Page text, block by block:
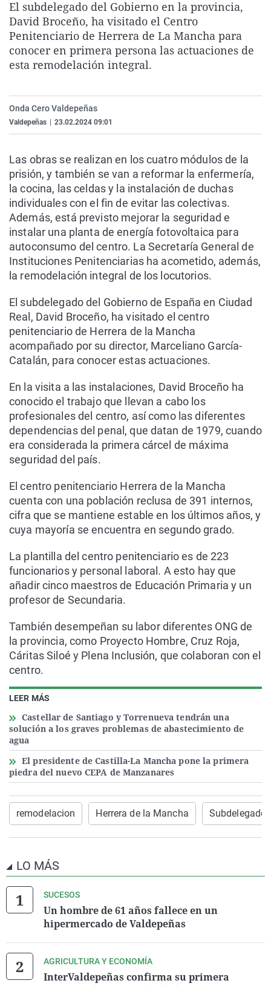
La rosa de los vientos
Gente viajera
Como el perro y el
Caso
Retornados
Equipo de
Extremadura
Galicia
La Rioja
País Vasco
Virales
Televisión
Elecciones
El subdelegado del Gobierno en la provincia,
David Broceño, ha visitado el Centro
Penitenciario de Herrera de La Mancha para
conocer en primera persona las actuaciones de
esta remodelación integral.
Onda Cero Valdepeñas
Valdepeñas 23.02.2024 09:01
LEER MÁS
Castellar de Santiago y Torrenueva tendrán una
solución a los graves problemas de abastecimiento de
agua
El presidente de Castilla-La Mancha pone la primera
piedra del nuevo CEPA de Manzanares
Las obras se realizan en los cuatro módulos de la
prisión, y también se van a reformar la enfermería,
la cocina, las celdas y la instalación de duchas
individuales con el fin de evitar las colectivas.
Además, está previsto mejorar la seguridad e
instalar una planta de energía fotovoltaica para
autoconsumo del centro. La Secretaría General de
Instituciones Penitenciarias ha acometido, además,
la remodelación integral de los locutorios.
El subdelegado del Gobierno de España en Ciudad
Real, David Broceño, ha visitado el centro
penitenciario de Herrera de la Mancha
acompañado por su director, Marceliano García-
Catalán, para conocer estas actuaciones.
En la visita a las instalaciones, David Broceño ha
conocido el trabajo que llevan a cabo los
profesionales del centro, así como las diferentes
dependencias del penal, que datan de 1979, cuando
era considerada la primera cárcel de máxima
seguridad del país.
El centro penitenciario Herrera de la Mancha
cuenta con una población reclusa de 391 internos,
cifra que se mantiene estable en los últimos años, y
cuya mayoría se encuentra en segundo grado.
La plantilla del centro penitenciario es de 223
funcionarios y personal laboral. A esto hay que
añadir cinco maestros de Educación Primaria y un
profesor de Secundaria.
También desempeñan su labor diferentes ONG de
la provincia, como Proyecto Hombre, Cruz Roja,
Cáritas Siloé y Plena Inclusión, que colaboran con el
centro.
remodelacion Herrera de la Mancha Subdelegado
LO MÁS
SUCESOS
Un hombre de 61 años fallece en un
hipermercado de Valdepeñas
AGRICULTURA Y ECONOMÍA
InterValdepeñas confirma su primera